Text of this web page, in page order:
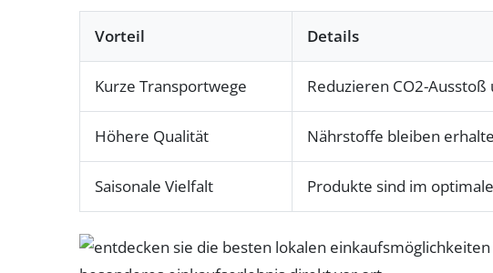
Vorteil Details
Kurze Transportwege Reduzieren CO2-
Höhere Qualität Nährstoffe bleiben
Saisonale Vielfalt Produkte sind im